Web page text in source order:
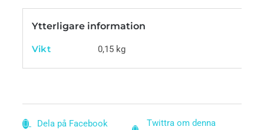
Ytterligare information
Vikt 0,15 kg
Dela på Facebook
Twittra om denna